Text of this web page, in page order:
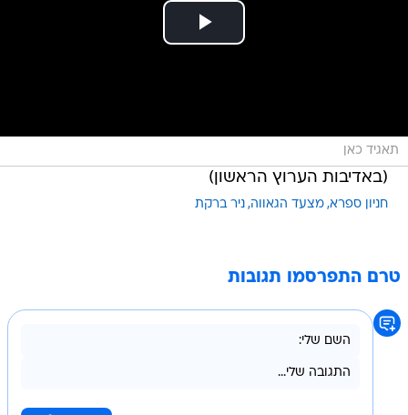
תאגיד כאן
(באדיבות הערוץ הראשון)
חניון ספרא מצעד הגאווה ניר ברקת
טרם התפרסמו תגובות